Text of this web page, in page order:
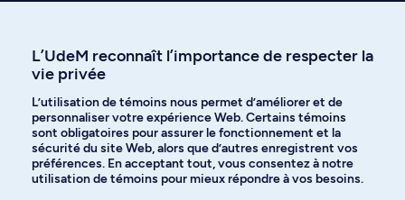
qu’à vous d’y faire votre place!
On recrute!
Les profs ont souvent besoin d’un coup de main,
n’hésitez pas à vous renseigner auprès de votre
L’UdeM reconnaît l’importance de respecter la
vie privée
L’utilisation de témoins nous permet d’améliorer et de
personnaliser votre expérience Web. Certains témoins
sont obligatoires pour assurer le fonctionnement et la
sécurité du site Web, alors que d’autres enregistrent vos
préférences. En acceptant tout, vous consentez à notre
utilisation de témoins pour mieux répondre à vos besoins.